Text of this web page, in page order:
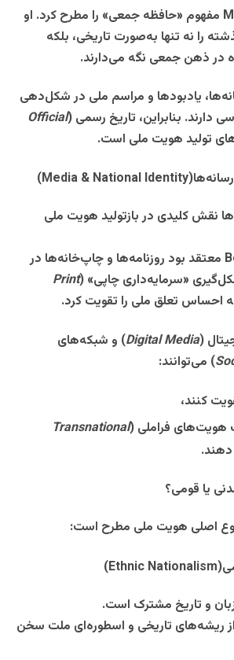
مفهوم «حافظه جمعی» را مطرح کرد. او
را نه تنها به‌صورت تاریخی، بلکه
در ذهن جمعی نگه می‌دارند.
یادبودها و مراسم ملی در شکل‌دهی
بنابراین، تاریخ رسمی (
Official
تولید هویت ملی است.
(Media & National Identity)
نقش کلیدی در بازتولید هویت ملی
معتقد بود روزنامه‌ها و چاپ‌خانه‌ها در
«سرمایه‌داری چاپی» (
Print
احساس تعلق ملی را تقویت کرد.
(
Digital Media
) و شبکه‌های
) می‌توانند:
کنند،
هویت‌های فراملی (
Transnational
.
یا قومی؟
اصلی هویت ملی مطرح است:
(Ethnic Nationalism)
زبان و تاریخ مشترک است.
از ریشه‌های تاریخی و اسطوره‌ای ملت سخن